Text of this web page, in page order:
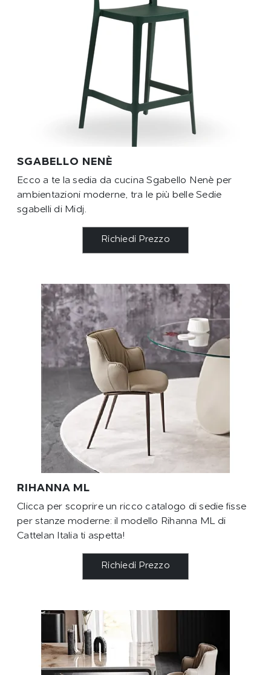
SGABELLO NENÈ
Ecco a te la sedia da cucina Sgabello Nenè per
ambientazioni moderne, tra le più belle Sedie
sgabelli di Midj.
Richiedi Prezzo
RIHANNA ML
Clicca per scoprire un ricco catalogo di sedie fisse
per stanze moderne: il modello Rihanna ML di
Cattelan Italia ti aspetta!
Richiedi Prezzo